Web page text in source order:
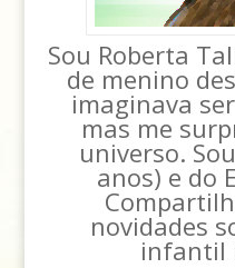
Sou Roberta
de menino
imaginava
mas me
universo.
anos) e do
novidades
infantil